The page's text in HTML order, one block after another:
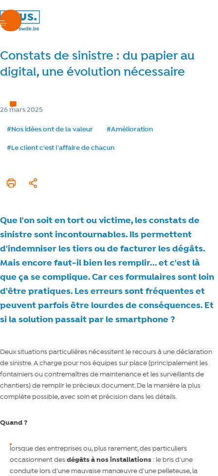
nous.swde
menu
Constats de sinistre : du papier au
digital, une évolution nécessaire
Catégorie
Date de publication
26 mars 2025
Tags
#Nos idées ont de la valeur #Amélioration
#Le client c'est l'affaire de chacun
Imprimer cet article
Partager
Que l'on soit en tort ou victime, les constats de
sinistre sont incontournables. Ils permettent
d'indemniser les tiers ou de facturer les dégâts.
Mais encore faut-il bien les remplir... et c'est là
que ça se complique. Car ces formulaires sont loin
d'être pratiques. Les erreurs sont fréquentes et
peuvent parfois être lourdes de conséquences. Et
si la solution passait par le smartphone ?
Deux situations particulières nécessitent le recours à une déclaration
de sinistre. A charge pour nos équipes sur place (principalement les
fontainiers ou contremaîtres de maintenance et les surveillants de
chantiers) de remplir le précieux document. De la manière la plus
complète possible, avec soin et précision dans les détails.
Quand ?
lorsque des entreprises ou, plus rarement, des particuliers
occasionnent desdégâts à nos installations : le bris d'une
conduite lors d'une mauvaise manœuvre d'une pelleteuse, la